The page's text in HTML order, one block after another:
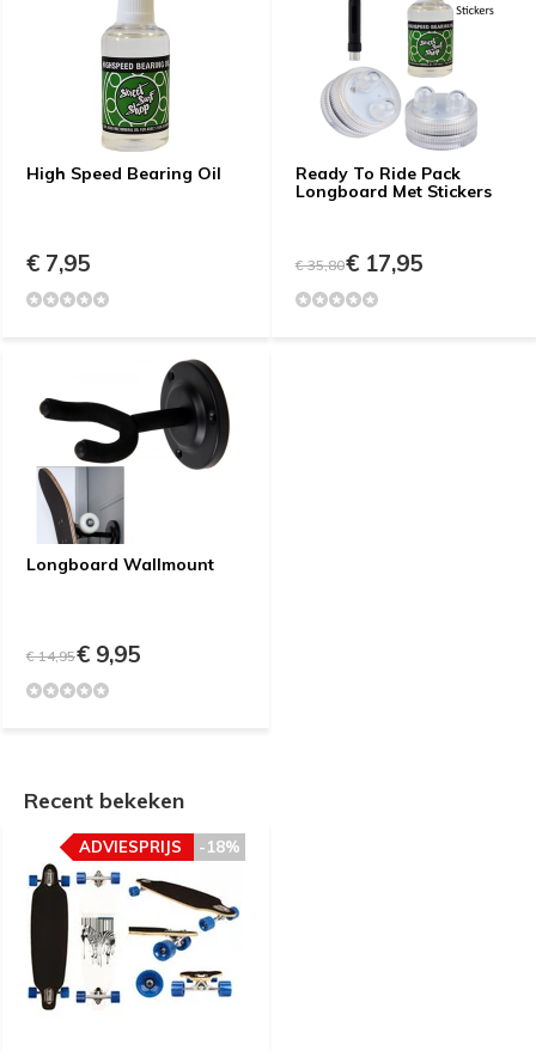
High Speed Bearing Oil
€ 7,95
Ready To Ride Pack
Longboard Met Stickers
€ 35,80€ 17,95
Longboard Wallmount
€ 14,95€ 9,95
Recent bekeken
-18%
ADVIESPRIJS